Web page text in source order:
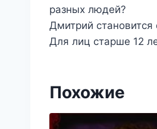
разных людей?
Дмитрий
Для лиц старше 12
Похожие